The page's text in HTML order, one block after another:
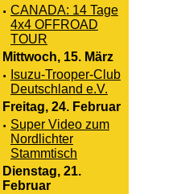
· CANADA: 14 Tage
4x4 OFFROAD
TOUR
Mittwoch, 15. März
· Isuzu-Trooper-Club
Deutschland e.V.
Freitag, 24. Februar
· Super Video zum
Nordlichter
Stammtisch
Dienstag, 21.
Februar